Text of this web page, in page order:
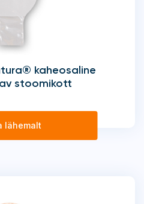
kaheosaline
stoomikott
lähemalt